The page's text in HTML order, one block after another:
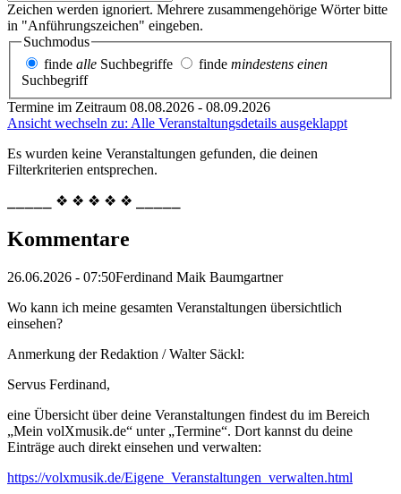
Zeichen werden ignoriert. Mehrere zusammengehörige Wörter bitte
in "Anführungszeichen" eingeben.
Suchmodus
finde alle Suchbegriffe finde mindestens einen
Suchbegriff
Termine im Zeitraum 08.08.2026 - 08.09.2026
Ansicht wechseln zu: Alle Veranstaltungsdetails ausgeklappt
Es wurden keine Veranstaltungen gefunden, die deinen
Filterkriterien entsprechen.
⎯⎯⎯⎯⎯ ❖ ❖ ❖ ❖ ❖ ⎯⎯⎯⎯⎯
Kommentare
26.06.2026 - 07:50Ferdinand Maik Baumgartner
Wo kann ich meine gesamten Veranstaltungen übersichtlich
einsehen?
Anmerkung der Redaktion /Walter Säckl:
Servus Ferdinand,
eine Übersicht über deine Veranstaltungen findest du im Bereich
„Mein volXmusik.de“ unter „Termine“. Dort kannst du deine
Einträge auch direkt einsehen und verwalten:
https://volxmusik.de/Eigene_Veranstaltungen_verwalten.html